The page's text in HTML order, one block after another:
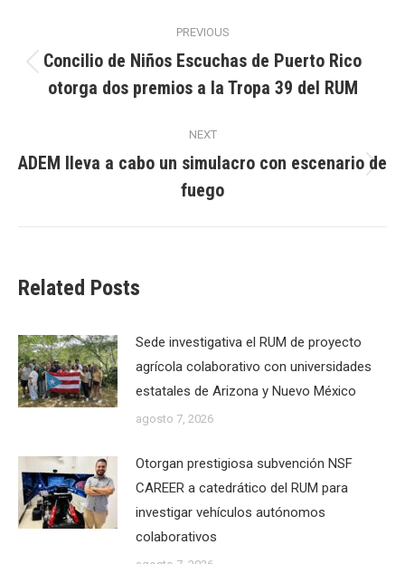
navigation
PREVIOUS
Previous
post:
Concilio de Niños Escuchas de Puerto Rico
otorga dos premios a la Tropa 39 del RUM
NEXT
Next
post:
ADEM lleva a cabo un simulacro con escenario de
fuego
Related Posts
Sede investigativa el RUM de proyecto
agrícola colaborativo con universidades
estatales de Arizona y Nuevo México
agosto 7, 2026
Otorgan prestigiosa subvención NSF
CAREER a catedrático del RUM para
investigar vehículos autónomos
colaborativos